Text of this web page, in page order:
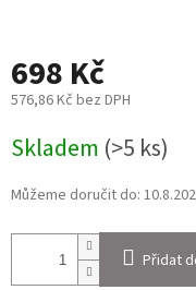
698 Kč
576,86 Kč bez DPH
cena:
Skladem (>5 ks)
Můžeme doručit do:
Přidat